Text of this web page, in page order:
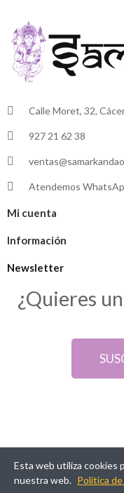
Calle Moret, 32,
927 21 62 38
Atendemos
Mi cuenta
Información
Newsletter
¿Quieres
@
Esta web utiliza cookies
nuestra web. Política